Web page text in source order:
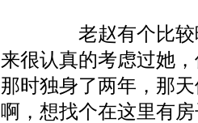
老赵有个比较暧昧
来很认真的考虑过她
那时独身了两年，那
啊，想找个在这里有